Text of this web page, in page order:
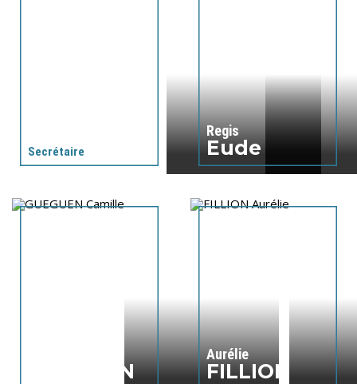
Secrétaire
Regis
Eude
GUEGUEN
Aucune présentation disponible.
Aurélie
FILLION
Aucune présentation disponible.